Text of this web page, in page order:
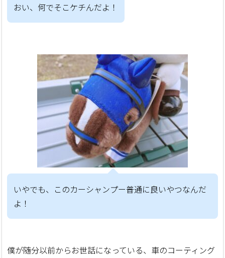
おい、何でそこケチんだよ！
いやでも、このカーシャンプー普通に良いやつなんだ
よ！
僕が随分以前からお世話になっている、車のコーティング